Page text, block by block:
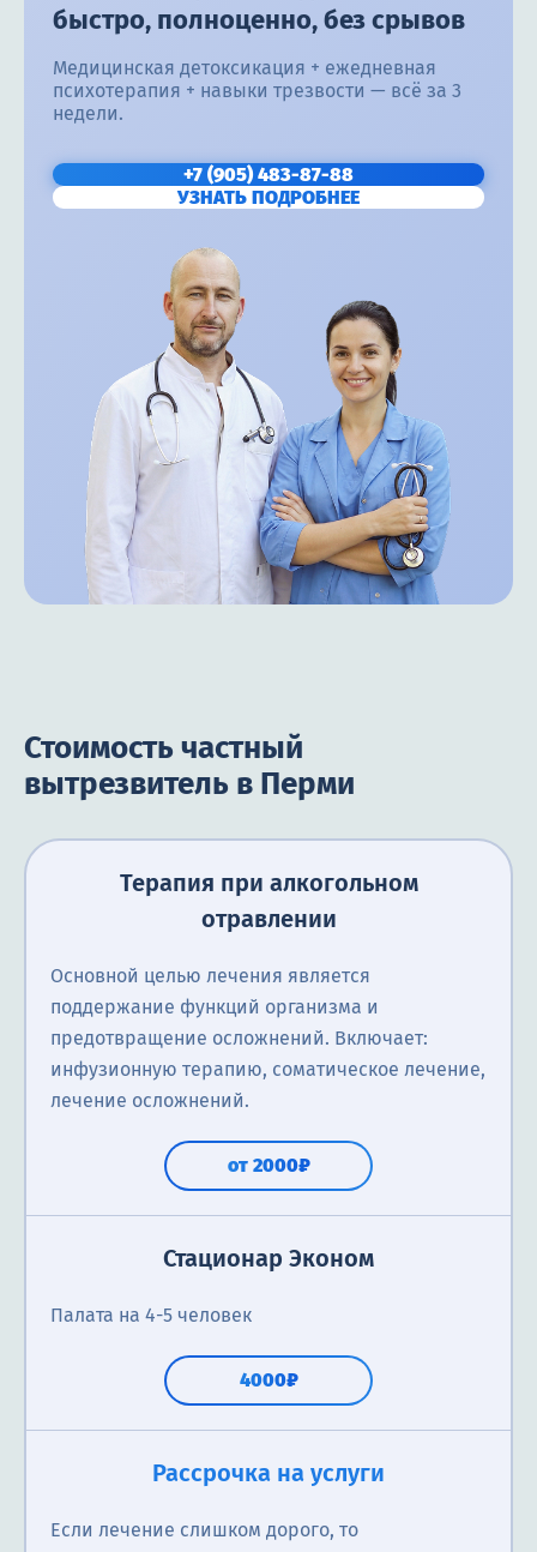
быстро, полноценно, без срывов
Медицинская детоксикация + ежедневная
психотерапия + навыки трезвости — всё за 3
недели.
+7 (905) 483-87-88
УЗНАТЬ ПОДРОБНЕЕ
Стоимость частный
вытрезвитель в Перми
Терапия при алкогольном
отравлении
Основной целью лечения является
поддержание функций организма и
предотвращение осложнений. Включает:
инфузионную терапию, соматическое лечение,
лечение осложнений.
от 2000₽
Стационар Эконом
Палата на 4-5 человек
4000₽
Рассрочка на услуги
Если лечение слишком дорого, то